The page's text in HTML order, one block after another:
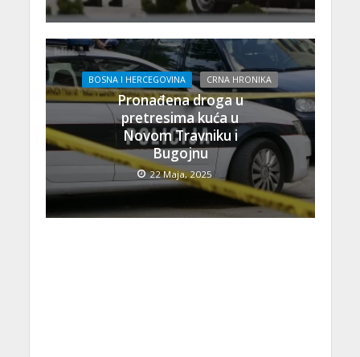
BOSNA I HERCEGOVINA CRNA HRONIKA
Pronađena droga u
pretresima kuća u
Novom Travniku i
Bugojnu
22 Maja, 2025